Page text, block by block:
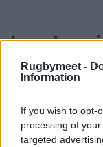
Rugbymeet -
Information
If you wish to opt-
processing of
targeted
La
Nazioni
20 Inghilterra
19 Irlanda